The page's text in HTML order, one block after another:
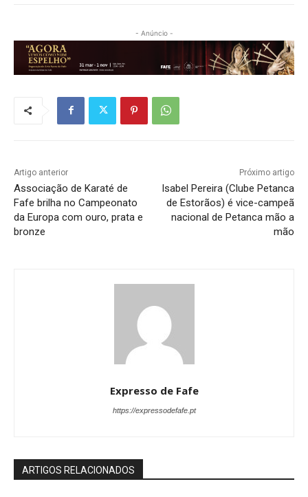
- Anúncio -
Artigo anterior
Associação de Karaté de
Fafe brilha no Campeonato
da Europa com ouro, prata e
bronze
Próximo artigo
Isabel Pereira (Clube Petanca
de Estorãos) é vice-campeã
nacional de Petanca mão a
mão
Expresso de Fafe
https://expressodefafe.pt
ARTIGOS RELACIONADOS